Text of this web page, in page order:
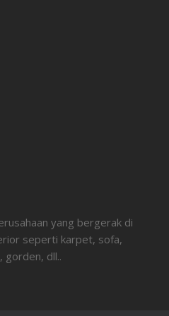
yang bergerak di
seperti karpet, sofa,
gorden, dll..